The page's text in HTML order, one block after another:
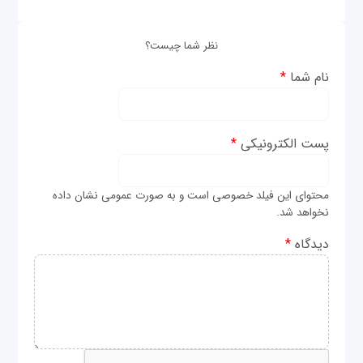
نظر شما چیست؟
نام شما*
پست الکترونیکی*
محتوای این فیلد خصوصی است و به صورت عمومی نشان داده
نخواهد شد.
دیدگاه*